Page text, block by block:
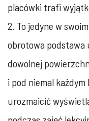
placówki trafi
2. To jedyne w
obrotowa podstawa
dowolnej
i pod niemal każdym
urozmaicić